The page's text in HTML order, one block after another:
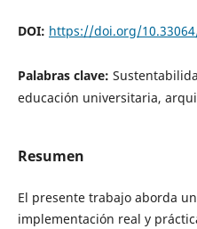
DOI: https://doi.org/
Palabras clave:
educación universitaria,
Resumen
El presente trabajo aborda
implementación real y